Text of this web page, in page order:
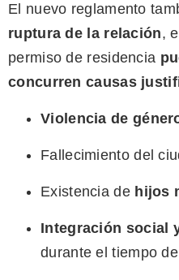
El nuevo reglamento
ruptura de la relación,
permiso de residencia
concurren causas
Violencia de
Fallecimiento del
Existencia de hijos
Integración social
durante el tiempo